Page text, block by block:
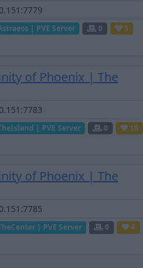
| PVE Server 0
5
of Phoenix | The
| PVE Server 0
10
of Phoenix | The
| PVE Server 0
4